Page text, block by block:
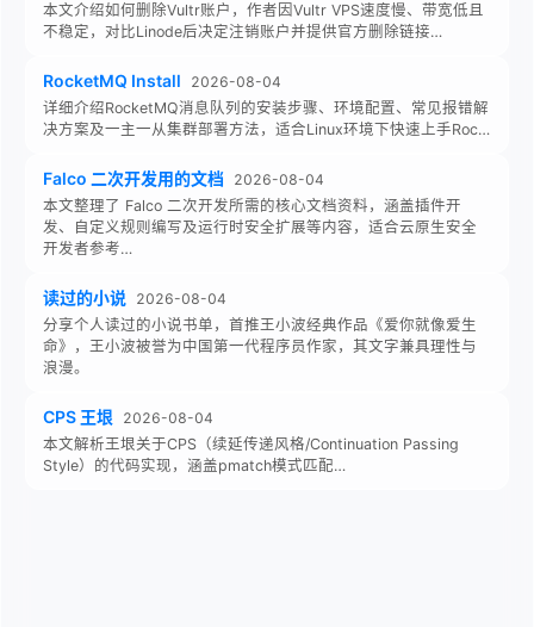
本文介绍如何删除Vultr账户，作者因Vultr VPS速度慢、带宽低且
不稳定，对比Linode后决定注销账户并提供官方删除链接…
RocketMQ Install
2026-08-04
详细介绍RocketMQ消息队列的安装步骤、环境配置、常见报错解
决方案及一主一从集群部署方法，适合Linux环境下快速上手Roc…
Falco 二次开发用的文档 2026-08-04
本文整理了 Falco 二次开发所需的核心文档资料，涵盖插件开
发、自定义规则编写及运行时安全扩展等内容，适合云原生安全
开发者参考…
读过的小说
2026-08-04
分享个人读过的小说书单，首推王小波经典作品《爱你就像爱生
命》，王小波被誉为中国第一代程序员作家，其文字兼具理性与
浪漫。
CPS 王垠
2026-08-04
本文解析王垠关于CPS（续延传递风格/Continuation Passing
Style）的代码实现，涵盖pmatch模式匹配…